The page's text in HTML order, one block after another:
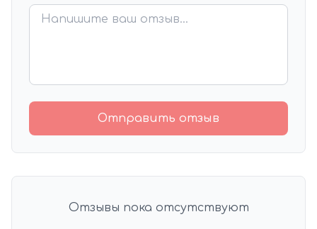
Отправить отзыв
Отзывы пока отсутствуют